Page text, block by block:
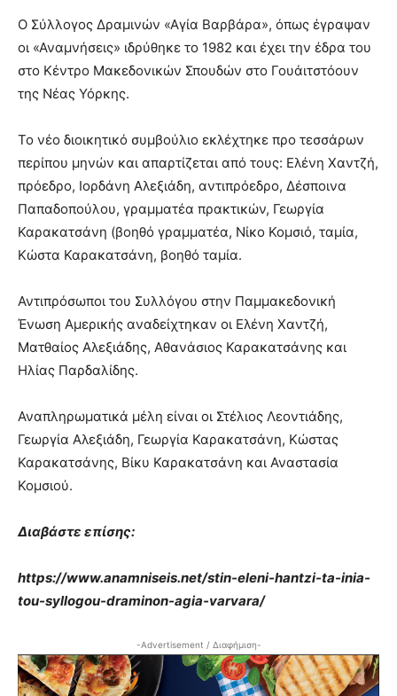
Ο Σύλλογος Δραμινών «Αγία Βαρβάρα», όπως έγραψαν
οι «Αναμνήσεις» ιδρύθηκε το 1982 και έχει την έδρα του
στο Κέντρο Μακεδονικών Σπουδών στο Γουάιτστόουν
της Νέας Υόρκης.
Το νέο διοικητικό συμβούλιο εκλέχτηκε προ τεσσάρων
περίπου μηνών και απαρτίζεται από τους: Ελένη Χαντζή,
πρόεδρο, Ιορδάνη Αλεξιάδη, αντιπρόεδρο, Δέσποινα
Παπαδοπούλου, γραμματέα πρακτικών, Γεωργία
Καρακατσάνη (βοηθό γραμματέα, Νίκο Κομσιό, ταμία,
Κώστα Καρακατσάνη, βοηθό ταμία.
Αντιπρόσωποι του Συλλόγου στην Παμμακεδονική
Ένωση Αμερικής αναδείχτηκαν οι Ελένη Χαντζή,
Ματθαίος Αλεξιάδης, Αθανάσιος Καρακατσάνης και
Ηλίας Παρδαλίδης.
Αναπληρωματικά μέλη είναι οι Στέλιος Λεοντιάδης,
Γεωργία Αλεξιάδη, Γεωργία Καρακατσάνη, Κώστας
Καρακατσάνης, Βίκυ Καρακατσάνη και Αναστασία
Κομσιού.
Διαβάστε επίσης:
https://www.anamniseis.net/stin-eleni-hantzi-ta-inia-
tou-syllogou-draminon-agia-varvara/
-Advertisement / Διαφήμιση-